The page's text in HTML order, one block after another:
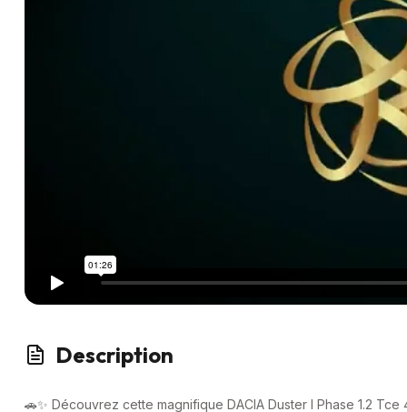
Description
🚗✨ Découvrez cette magnifique DACIA Duster I Phase 1.2 Tce